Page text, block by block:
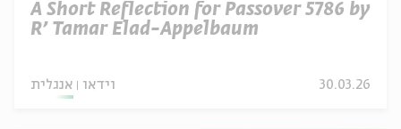
A Short Reflection for Passover 5786 by
R’ Tamar Elad-Appelbaum
אנגלית וידאו 30.03.26